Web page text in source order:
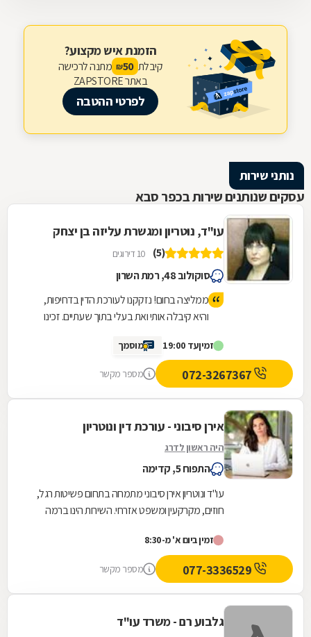
הזמנת איש מקצוע?
קיבלת 50
₪ מתנה לרכישה
באתר ZAPSTORE
לפרטי ההטבה
נותני שירות
עסקים שנותנים שירות בכפר סבא
עו"ד, נוטריון ומגשרת עליזה בן יצחק
(5) 10 דירוגים
סוקולוב 48, רמת השרון
ממליצה בחום! נזקקנו לעורכת הדין בדחיפות,
והיא קיבלה אותי ואת בעלי בתוך שעתיים. זכינו
דופן. השירות היה מהיר, יעיל ואכפתי, והרגשנו
שאנחנו בידיים טובות. תודה רבה על כל העזרה
זמיןעד 19:00 מוסמך
מספר מקשר
אירן סיבוני - עורכת דין ונוטריון
היה ראשון לדרג
התפוח 5, קדימה
עו"ד ונוטריון אירן סיבוני מתמחה בתחום פשיטות רגל,
חוזים, מקרקעין ומשפט אזרחי. השירות הינו ברמה
זמין ביום א' מ-8:30
מספר מקשר
גלבוע רם - משרד עו"ד